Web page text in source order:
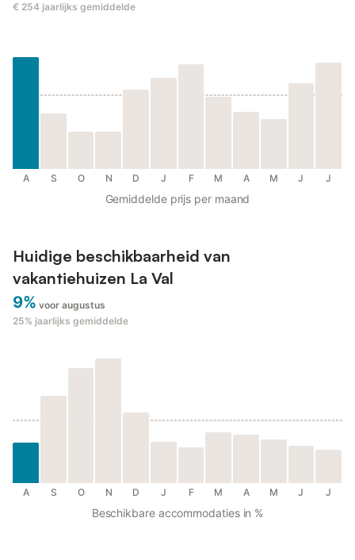
€ 254 jaarlijks gemiddelde
A S O N D J F M A M J J
Gemiddelde prijs per maand
Huidige beschikbaarheid van
vakantiehuizen La Val
9% voor augustus
25% jaarlijks gemiddelde
A S O N D J F M A M J J
Beschikbare accommodaties in %